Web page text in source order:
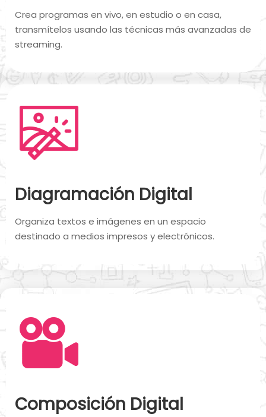
Crea programas en vivo, en estudio o en casa,
transmítelos usando las técnicas más avanzadas de
streaming.
Diagramación Digital
Organiza textos e imágenes en un espacio
destinado a medios impresos y electrónicos.
Composición Digital